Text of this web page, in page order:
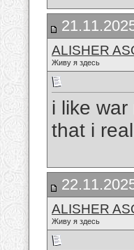
ALISHER
Живу я здесь
i like
that i
ALISHER
Живу я здесь